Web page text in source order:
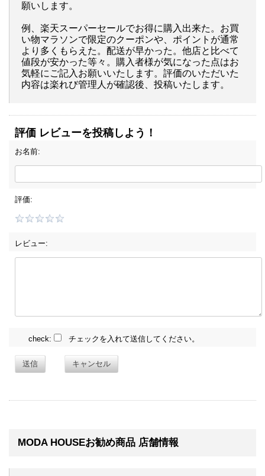
願いします。
例、楽天スーパーセールでお得に購入出来た。お買
い物マラソンで限定のクーポンや、ポイントが通常
より多くもらえた。配送が早かった。他店と比べて
値段が安かった等々。購入者様が気になった点はお
気軽にご記入お願いいたします。評価のいただいた
内容は楽れび管理人が確認後、投稿いたします。
評価 レビューを投稿しよう！
お名前:
評価:
レビュー:
check: チェックを入れて送信してください。
送信 キャンセル
MODA HOUSEお勧め商品 店舗情報